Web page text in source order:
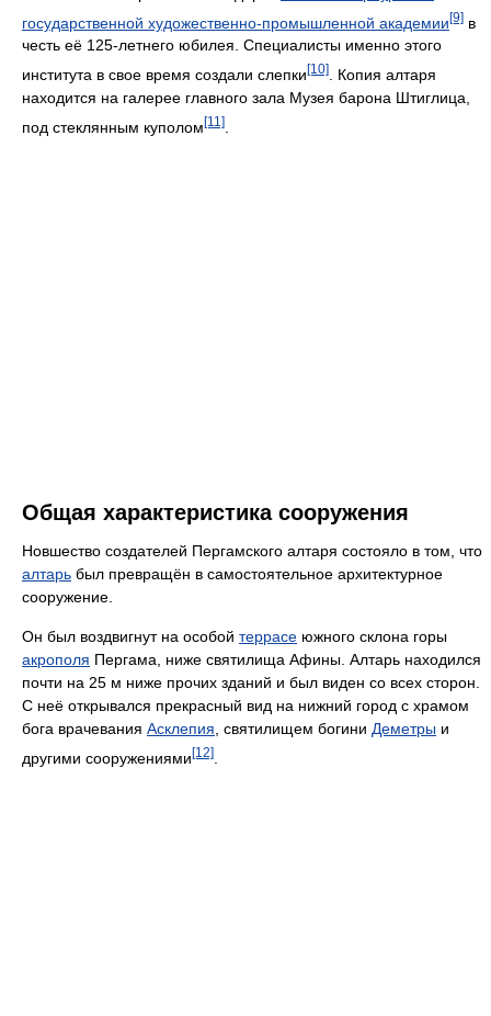
государственной художественно-промышленной академии[9] в
честь её 125-летнего юбилея. Специалисты именно этого
института в свое время создали слепки [10]
. Копия алтаря
находится на галерее главного зала Музея барона Штиглица,
под стеклянным куполом[11]
Общая характеристика сооружения
Новшество создателей Пергамского алтаря состояло в том, что
алтарь был превращён в самостоятельное архитектурное
сооружение.
Он был воздвигнут на особой террасе южного склона горы
акрополя Пергама, ниже святилища Афины. Алтарь находился
почти на 25 м ниже прочих зданий и был виден со всех сторон.
С неё открывался прекрасный вид на нижний город с храмом
бога врачевания Асклепия , святилищем богини Деметры и
другими сооружениями[12]